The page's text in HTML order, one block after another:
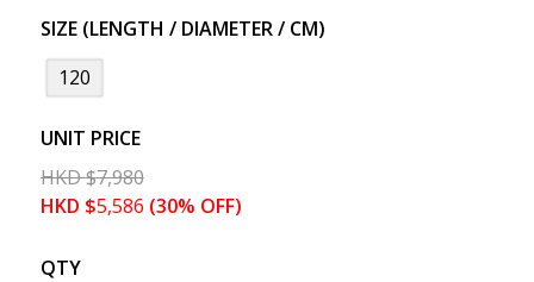
SIZE (LENGTH / DIAMETER / CM)
120
UNIT PRICE
HKD$7,980
HKD $5,586 (30% OFF)
QTY